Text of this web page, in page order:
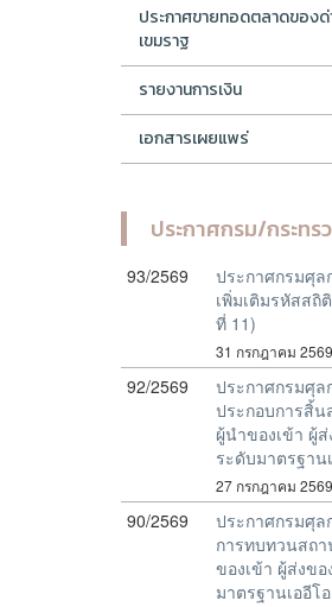
ประกาศขายทอดตลาดของ
เขมราฐ
รายงานการเงิน
เอกสารเผยแพร่
ประกาศกรม/กระทร
93/2569
ประกาศกรมศุล
เพิ่มเติมรหัสส
ที่ 11)
31 กรกฎาคม 2569
92/2569
ประกาศกรมศุล
ประกอบการสิ้น
ผู้นำของเข้า ผู้
ระดับมาตรฐาน
27 กรกฎาคม 2569
90/2569
ประกาศกรมศุล
การทบทวนสถ
ของเข้า ผู้ส่งขอ
มาตรฐานเออีโอ